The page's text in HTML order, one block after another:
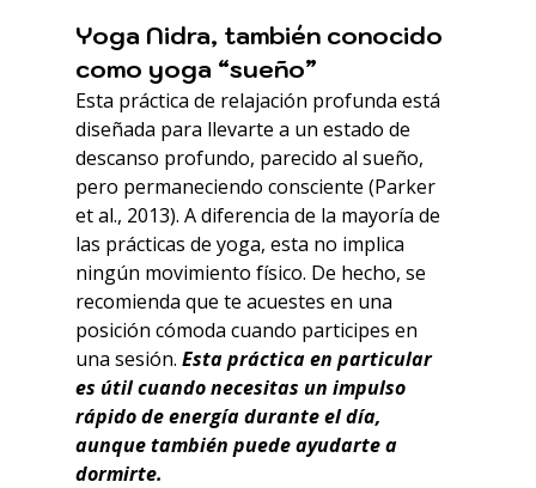
Yoga Nidra, también conocido
como yoga “sueño”
Esta práctica de relajación profunda está
diseñada para llevarte a un estado de
descanso profundo, parecido al sueño,
pero permaneciendo consciente (Parker
et al., 2013). A diferencia de la mayoría de
las prácticas de yoga, esta no implica
ningún movimiento físico. De hecho, se
recomienda que te acuestes en una
posición cómoda cuando participes en
una sesión. Esta práctica en particular
es útil cuando necesitas un impulso
rápido de energía durante el día,
aunque también puede ayudarte a
dormirte.